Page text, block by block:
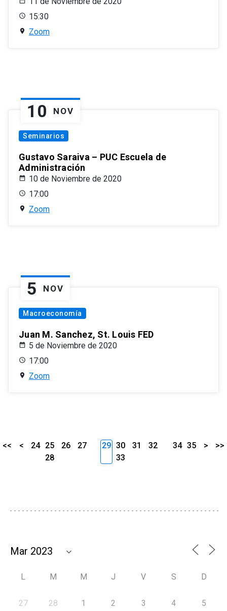
15:30
Zoom
10 NOV
Seminarios
Gustavo Saraiva – PUC Escuela de
Administración
10 de Noviembre de 2020
17:00
Zoom
5 NOV
Macroeconomía
Juan M. Sanchez, St. Louis FED
5 de Noviembre de 2020
17:00
Zoom
<< < 24 25 26
27
28
29 30 31
32
33
34 35 > >>
L M M J V S D
27 28 1 2 3 4 5